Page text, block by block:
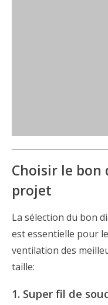
Choisir le
projet
La sélection du bon
est essentielle pour
ventilation des
taille:
1. Super fil de